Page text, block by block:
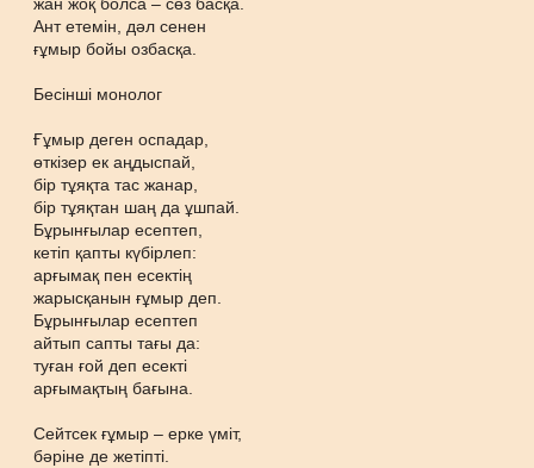
Ант етемін, дәл сенен
ғұмыр бойы озбасқа.
Бесінші монолог
Ғұмыр деген оспадар,
өткізер ек аңдыспай,
бір тұяқта тас жанар,
бір тұяқтан шаң да ұшпай.
Бұрынғылар есептеп,
кетіп қапты күбірлеп:
арғымақ пен есектің
жарысқанын ғұмыр деп.
Бұрынғылар есептеп
айтып сапты тағы да:
туған ғой деп есекті
арғымақтың бағына.
Сейтсек ғұмыр – ерке үміт,
бәріне де жетіпті.